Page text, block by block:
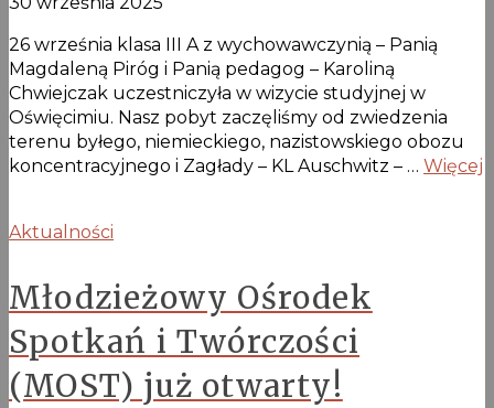
26 września klasa III A z wychowawczynią – Panią
Magdaleną Piróg i Panią pedagog – Karoliną
Chwiejczak uczestniczyła w wizycie studyjnej w
Oświęcimiu. Nasz pobyt zaczęliśmy od zwiedzenia
terenu byłego, niemieckiego, nazistowskiego obozu
koncentracyjnego i Zagłady – KL Auschwitz – … Więcej
Aktualności
Młodzieżowy Ośrodek
Spotkań i Twórczości
(MOST) już otwarty!